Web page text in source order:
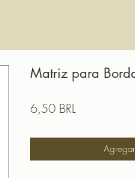
Matriz para
6,50 BRL